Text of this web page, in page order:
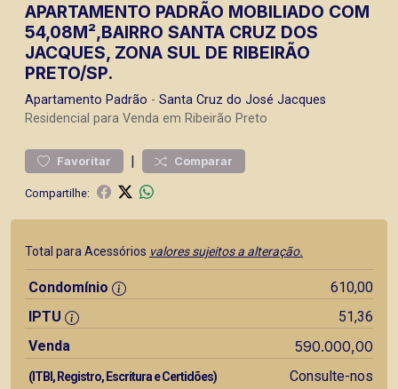
APARTAMENTO PADRÃO MOBILIADO COM
54,08M²,BAIRRO SANTA CRUZ DOS
JACQUES, ZONA SUL DE RIBEIRÃO
PRETO/SP.
Apartamento Padrão - Santa Cruz do José Jacques
Residencial para Venda em Ribeirão Preto
Favoritar | Comparar
Compartilhe:
Total para Acessórios valores sujeitos a alteração.
Condomínio
610,00
IPTU
51,36
Venda
590.000,00
(ITBI, Registro, Escritura e Certidões) Consulte-nos